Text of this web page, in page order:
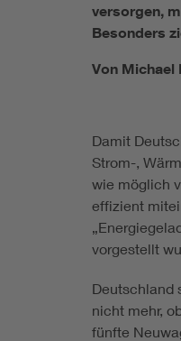
versorgen,
Besonders
Von Michael
Damit
Strom-,
wie möglich
effizient
vorgestellt
Deutschland
nicht mehr,
fünfte